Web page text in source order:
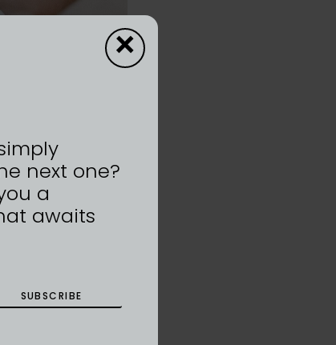
next one?
a
awaits
SUBSCRIBE
×